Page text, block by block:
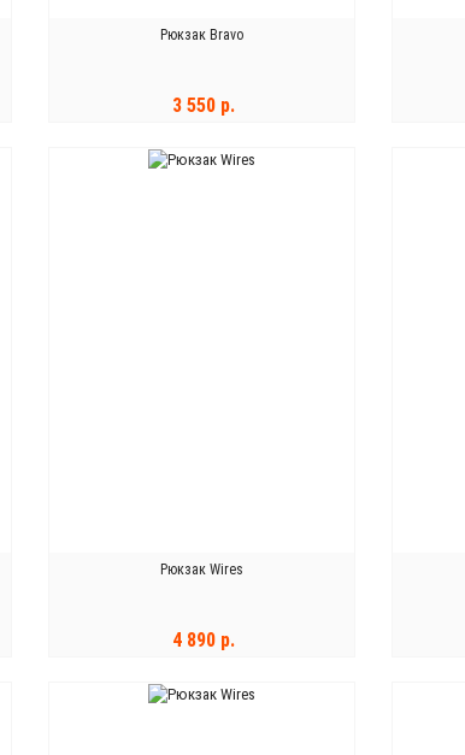
Рюкзак Bravo
3 550 р.
В КОРЗИНУ
Рюкзак Wires
4 890 р.
В КОРЗИНУ